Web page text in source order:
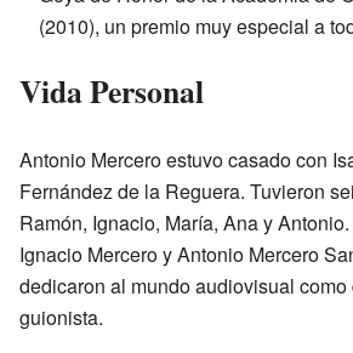
(2010), un premio muy especial a
Vida Personal
Antonio Mercero estuvo casado con
Fernández de la Reguera. Tuvieron
Ramón, Ignacio, María, Ana y
Ignacio Mercero y Antonio Mercero
dedicaron al mundo audiovisual como
guionista.